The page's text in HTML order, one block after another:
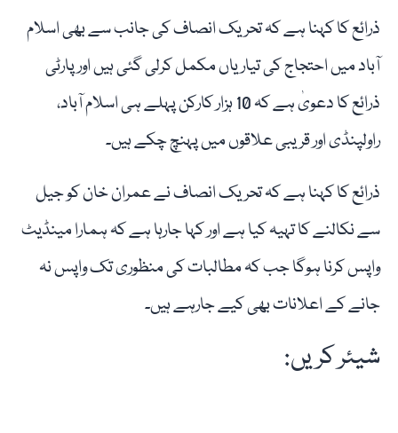
ذرائع کا کہنا ہے کہ تحریک انصاف کی جانب سے بھی اسلام
آباد میں احتجاج کی تیاریاں مکمل کرلی گئی ہیں اور پارٹی
ذرائع کا دعویٰ ہے کہ 10 ہزار کارکن پہلے ہی اسلام آباد،
راولپنڈی اور قریبی علاقوں میں پہنچ چکے ہیں۔
ذرائع کا کہنا ہے کہ تحریک انصاف نے عمران خان کو جیل
سے نکالنے کا تہیہ کیا ہے اور کہا جارہا ہے کہ ہمارا مینڈیٹ
واپس کرنا ہوگا جب کہ مطالبات کی منظوری تک واپس نہ
جانے کے اعلانات بھی کیے جارہے ہیں۔
شیئر کریں: